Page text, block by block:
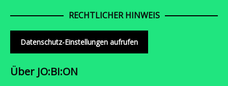
RECHTLICHER HINWEIS
Datenschutz-Einstellungen aufrufen
Über JO:BI:ON